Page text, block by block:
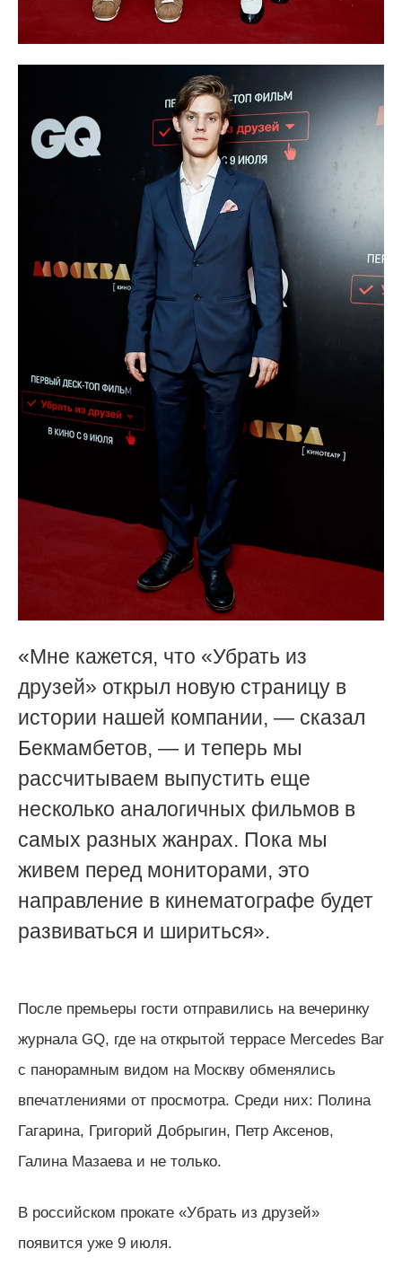
«Мне кажется, что «Убрать из
друзей» открыл новую страницу в
истории нашей компании, — сказал
Бекмамбетов, — и теперь мы
рассчитываем выпустить еще
несколько аналогичных фильмов в
самых разных жанрах. Пока мы
живем перед мониторами, это
направление в кинематографе будет
развиваться и шириться».
После премьеры гости отправились на вечеринку
журнала GQ, где на открытой террасе Mercedes Bar
с панорамным видом на Москву обменялись
впечатлениями от просмотра. Среди них: Полина
Гагарина, Григорий Добрыгин, Петр Аксенов,
Галина Мазаева и не только.
В российском прокате «Убрать из друзей»
появится уже 9 июля.